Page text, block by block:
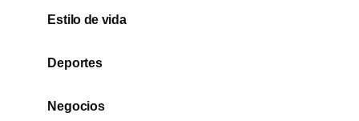
Estilo de vida
Deportes
Negocios